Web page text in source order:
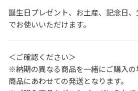
誕生日プレゼント、お土産、記念日
でお使いいただけます。
＜ご確認ください＞
※納期の異なる商品を一緒にご購入
商品にあわせての発送となります。